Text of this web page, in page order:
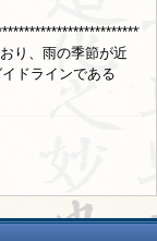
り、雨の季節が近
ドラインである